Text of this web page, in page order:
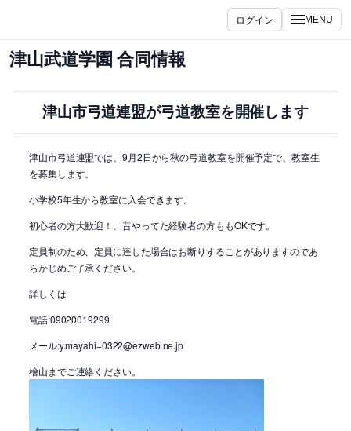
を
ス
キ
ログイン MENU
津山武道学園 合同情報
津山市弓道連盟が弓道教室を開催します
津山市弓道連盟では、9月2日から秋の弓道教室を開催予定で、教室生
を募集します。
小学校5年生から教室に入会できます。
初心者の方大歓迎！、昔やってた経験者の方ももOKです。
定員制のため、定員に達した場合はお断りすることがありますのであ
らかじめご了承ください。
詳しくは
電話:09020019299
メール:y.mayahi−0322@ezweb.ne.jp
檜山までご連絡ください。